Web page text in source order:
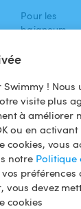
Swimmy ! Nous
visite plus
à améliorer
ou en
cookies, vous
notre Politique
vous devez
cookies
Pour les
baigneurs
Louer ma
Comment ça
marche ?